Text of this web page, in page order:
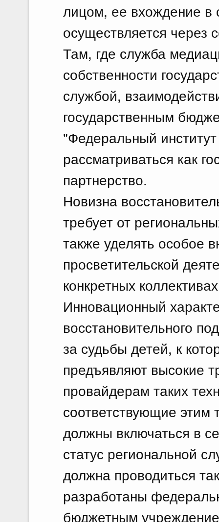
лицом, ее вхождение в
осуществляется через
Там, где служба
собственности
службой,
государственным
"Федеральный
рассматриваться как
партнерство.
Новизна
требует от
также уделять особое
просветительской
конкретных
Инновационный
восстановительного
за судьбы детей, к
предъявляют высокие
провайдерам таких
соответствующие этим
должны включаться в
статус региональной
должна проводиться
разработаны
бюджетным